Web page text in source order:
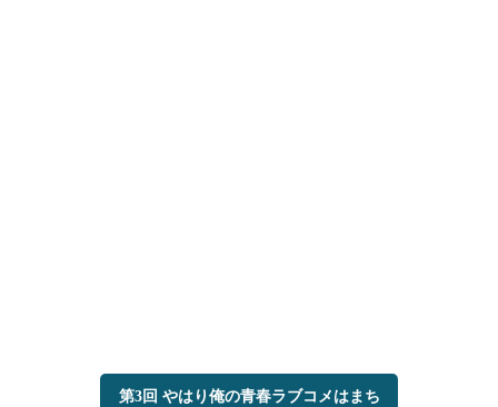
第3回 やはり俺の青春ラブコメはまち